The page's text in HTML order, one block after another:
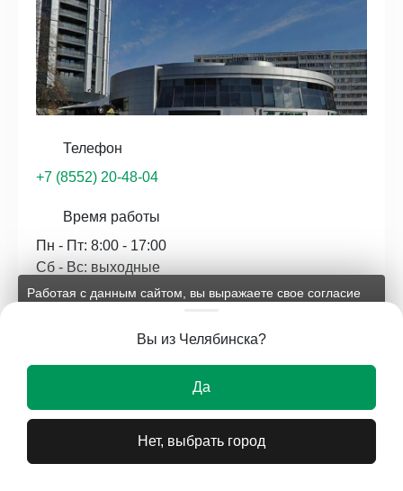
Телефон
+7 (8552) 20-48-04
Время работы
Пн - Пт: 8:00 - 17:00
Сб - Вс: выходные
Нижний Новгород
Вы из Челябинска?
Да
Нет, выбрать город
Работая с данным сайтом, вы выражаете свое согласие
данных на условиях, изложенных в
соответствующих